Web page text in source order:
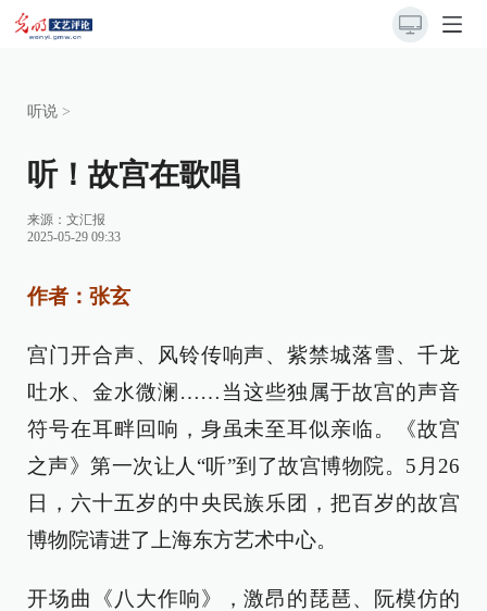
听说 >
听！故宫在歌唱
来源： 文汇报
2025-05-29 09:33
作者：张玄
宫门开合声、风铃传响声、紫禁城落雪、千龙
吐水、金水微澜……当这些独属于故宫的声音
符号在耳畔回响，身虽未至耳似亲临。《故宫
之声》第一次让人“听”到了故宫博物院。5月26
日，六十五岁的中央民族乐团，把百岁的故宫
博物院请进了上海东方艺术中心。
开场曲《八大作响》，激昂的琵琶、阮模仿的